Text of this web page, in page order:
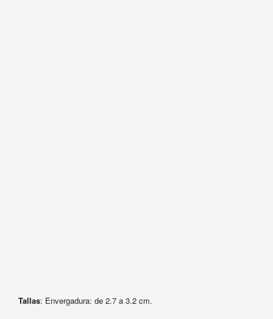
Tallas: Envergadura: de 2.7 a 3.2 cm.